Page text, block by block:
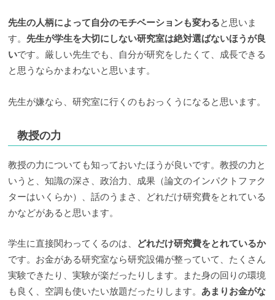
先生の人柄によって自分のモチベーションも変わると思いま
す。先生が学生を大切にしない研究室は絶対選ばないほうが良
いです。厳しい先生でも、自分が研究をしたくて、成長できる
と思うならかまわないと思います。
先生が嫌なら、研究室に行くのもおっくうになると思います。
教授の力
教授の力についても知っておいたほうが良いです。教授の力と
いうと、知識の深さ、政治力、成果（論文のインパクトファク
ターはいくらか）、話のうまさ、どれだけ研究費をとれている
かなどがあると思います。
学生に直接関わってくるのは、 どれだけ研究費をとれているか
です。お金がある研究室なら研究設備が整っていて、たくさん
実験できたり、実験が楽だったりします。また身の回りの環境
も良く、空調も使いたい放題だったりします。 あまりお金がな